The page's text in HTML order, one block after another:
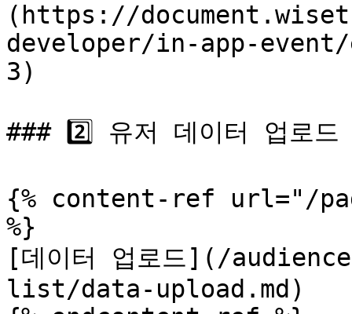
(https://
developer/in-app-
3)
### 2️⃣ 유저 데이터 업로드
{% content-ref url="/
%}
[데이터 업로드](/
list/data-upload.md)